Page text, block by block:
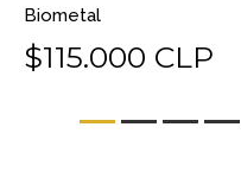
Biometal
$115.000 CLP